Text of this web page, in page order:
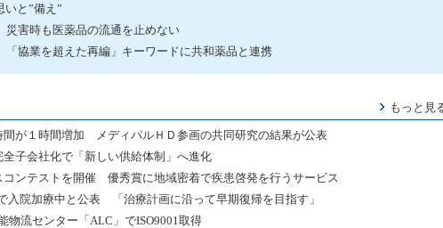
と”備え”
害時も医薬品の流通を止めない
協業を超えた再編」キーワードに共和薬品と連携
もっと見
間が１時間増加 メディパルＨＤ参画の共同研究の結果が公表
子会社化で「新しい供給体制」へ進化
ンテストを開催 優秀賞に地域密着で疾患啓発を行うサービス
院加療中と公表 「治療計画に沿って早期復帰を目指す」
流センター「ALC」でISO9001取得